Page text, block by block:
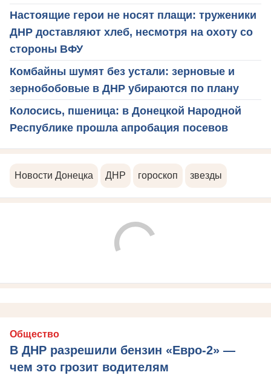
Настоящие герои не носят плащи: труженики
ДНР доставляют хлеб, несмотря на охоту со
стороны ВФУ
Комбайны шумят без устали: зерновые и
зернобобовые в ДНР убираются по плану
Колосись, пшеница: в Донецкой Народной
Республике прошла апробация посевов
Новости Донецка ДНР гороскоп звезды
Общество
В ДНР разрешили бензин «Евро-2» —
чем это грозит водителям